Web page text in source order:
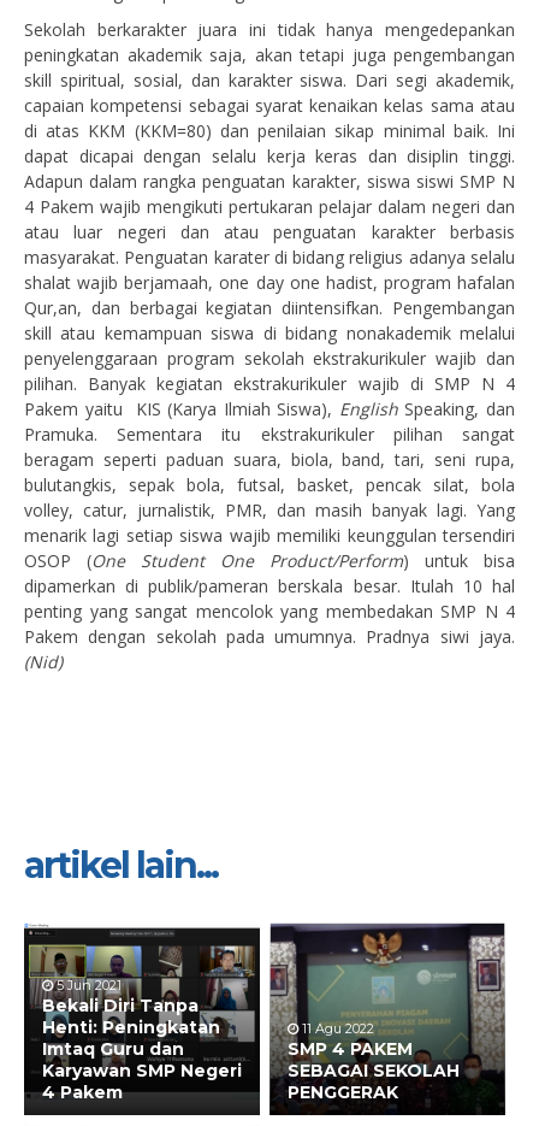
Sekolah berkarakter juara ini tidak hanya mengedepankan
peningkatan akademik saja, akan tetapi juga pengembangan
skill spiritual, sosial, dan karakter siswa. Dari segi akademik,
capaian kompetensi sebagai syarat kenaikan kelas sama atau
di atas KKM (KKM=80) dan penilaian sikap minimal baik. Ini
dapat dicapai dengan selalu kerja keras dan disiplin tinggi.
Adapun dalam rangka penguatan karakter, siswa siswi SMP N
4 Pakem wajib mengikuti pertukaran pelajar dalam negeri dan
atau luar negeri dan atau penguatan karakter berbasis
masyarakat. Penguatan karater di bidang religius adanya selalu
shalat wajib berjamaah, one day one hadist, program hafalan
Qur,an, dan berbagai kegiatan diintensifkan. Pengembangan
skill atau kemampuan siswa di bidang nonakademik melalui
penyelenggaraan program sekolah ekstrakurikuler wajib dan
pilihan. Banyak kegiatan ekstrakurikuler wajib di SMP N 4
Pakem yaitu KIS (Karya Ilmiah Siswa), EnglishSpeaking, dan
Pramuka. Sementara itu ekstrakurikuler pilihan sangat
beragam seperti paduan suara, biola, band, tari, seni rupa,
bulutangkis, sepak bola, futsal, basket, pencak silat, bola
volley, catur, jurnalistik, PMR, dan masih banyak lagi. Yang
menarik lagi setiap siswa wajib memiliki keunggulan tersendiri
OSOP (One Student One Product/Perform) untuk bisa
dipamerkan di publik/pameran berskala besar. Itulah 10 hal
penting yang sangat mencolok yang membedakan SMP N 4
Pakem dengan sekolah pada umumnya. Pradnya siwi jaya.
(Nid)
artikel lain...
5 Jun 2021
Bekali Diri Tanpa
Henti: Peningkatan
Imtaq Guru dan
Karyawan SMP Negeri
4 Pakem
11 Agu 2022
SMP 4 PAKEM
SEBAGAI SEKOLAH
PENGGERAK